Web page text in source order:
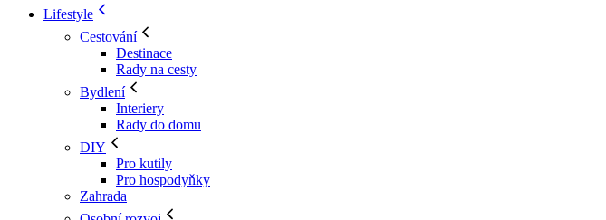
Lifestyle
Cestování
Destinace
Rady na cesty
Bydlení
Interiery
Rady do domu
DIY
Pro kutily
Pro hospodyňky
Zahrada